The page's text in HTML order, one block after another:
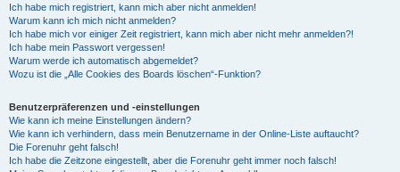
Ich habe mich registriert, kann mich aber nicht anmelden!
Warum kann ich mich nicht anmelden?
Ich habe mich vor einiger Zeit registriert, kann mich aber nicht mehr anmelden?!
Ich habe mein Passwort vergessen!
Warum werde ich automatisch abgemeldet?
Wozu ist die „Alle Cookies des Boards löschen“-Funktion?
Benutzerpräferenzen und -einstellungen
Wie kann ich meine Einstellungen ändern?
Wie kann ich verhindern, dass mein Benutzername in der Online-Liste auftaucht?
Die Forenuhr geht falsch!
Ich habe die Zeitzone eingestellt, aber die Forenuhr geht immer noch falsch!